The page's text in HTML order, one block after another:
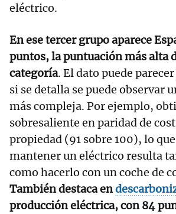
eléctrico.
En ese tercer grupo aparece
puntos, la puntuación más alta
categoría. El dato puede
si se detalla se puede observar
más compleja. Por ejemplo,
sobresaliente en paridad de
propiedad (91 sobre 100), lo
mantener un eléctrico resulta
como hacerlo con un coche de
También destaca en
producción eléctrica, con 84